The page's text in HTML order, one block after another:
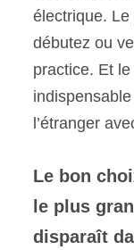
électrique.
débutez ou
practice. Et
l’étranger
Le bon
le plus
disparaît